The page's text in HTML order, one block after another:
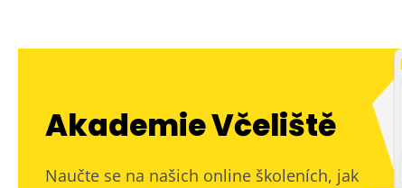
Akademie Včeliště
Naučte se na našich online školeních, jak